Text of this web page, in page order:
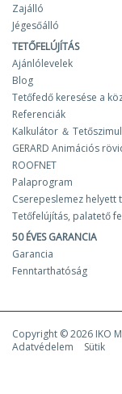
Zajálló
Jégesőálló
TETŐFELÚJÍTÁS
Ajánlólevelek
Blog
Tetőfedő keresése a
Referenciák
Kalkulátor ＆
GERARD Animációs
ROOFNET
Palaprogram
Cserepeslemez helyett
Tetőfelújítás, palatető
50 ÉVES GARANCIA
Garancia
Fenntarthatóság
Copyright © 2026 IKO
Adatvédelem
Sütik